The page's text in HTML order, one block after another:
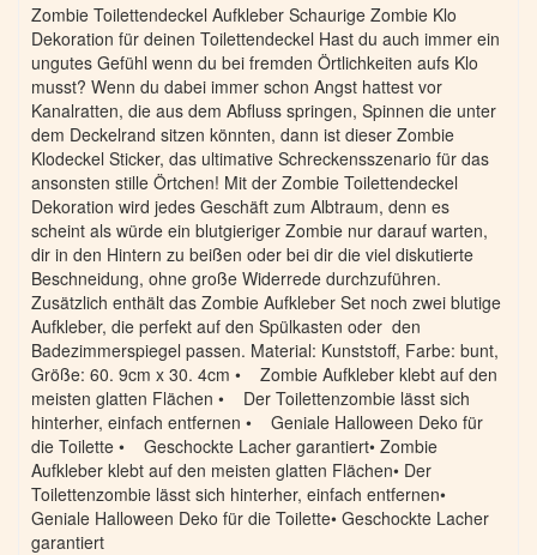
Zombie Toilettendeckel Aufkleber Schaurige Zombie Klo
Dekoration für deinen Toilettendeckel Hast du auch immer ein
ungutes Gefühl wenn du bei fremden Örtlichkeiten aufs Klo
musst? Wenn du dabei immer schon Angst hattest vor
Kanalratten, die aus dem Abfluss springen, Spinnen die unter
dem Deckelrand sitzen könnten, dann ist dieser Zombie
Klodeckel Sticker, das ultimative Schreckensszenario für das
ansonsten stille Örtchen! Mit der Zombie Toilettendeckel
Dekoration wird jedes Geschäft zum Albtraum, denn es
scheint als würde ein blutgieriger Zombie nur darauf warten,
dir in den Hintern zu beißen oder bei dir die viel diskutierte
Beschneidung, ohne große Widerrede durchzuführen.
Zusätzlich enthält das Zombie Aufkleber Set noch zwei blutige
Aufkleber, die perfekt auf den Spülkasten oder den
Badezimmerspiegel passen. Material: Kunststoff, Farbe: bunt,
Größe: 60. 9cm x 30. 4cm • Zombie Aufkleber klebt auf den
meisten glatten Flächen • Der Toilettenzombie lässt sich
hinterher, einfach entfernen • Geniale Halloween Deko für
die Toilette • Geschockte Lacher garantiert• Zombie
Aufkleber klebt auf den meisten glatten Flächen• Der
Toilettenzombie lässt sich hinterher, einfach entfernen•
Geniale Halloween Deko für die Toilette• Geschockte Lacher
garantiert